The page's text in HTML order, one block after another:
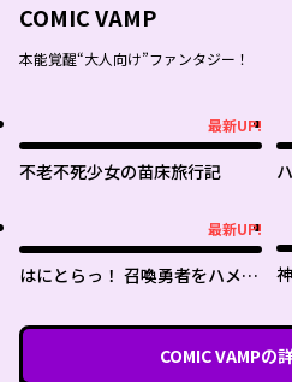
COMIC VAMP
本能覚醒“大人向け”ファンタジー！
最新UP!
不老不死少女の苗床旅行記
最新UP!
はにとらっ！ 召喚勇者をハメる
COMIC VAMPの